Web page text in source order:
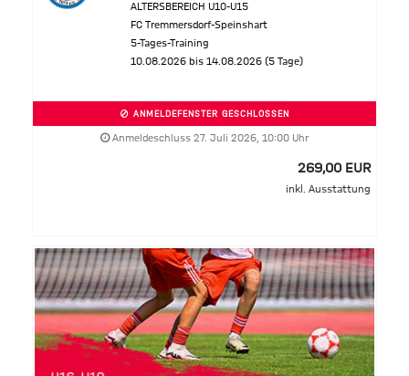
ALTERSBEREICH U10-U15
FC Tremmersdorf-Speinshart
5-Tages-Training
10.08.2026 bis 14.08.2026 (5 Tage)
ANMELDEFENSTER GESCHLOSSEN
Anmeldeschluss 27. Juli 2026, 10:00 Uhr
269,00 EUR
inkl. Ausstattung